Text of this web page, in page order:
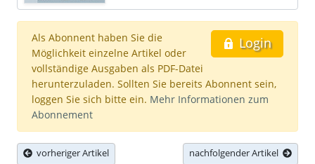
Login
Als Abonnent haben Sie die
Möglichkeit einzelne Artikel oder
vollständige Ausgaben als PDF-Datei
herunterzuladen. Sollten Sie bereits Abonnent sein,
loggen Sie sich bitte ein. Mehr Informationen zum
Abonnement
vorheriger Artikel nachfolgender Artikel